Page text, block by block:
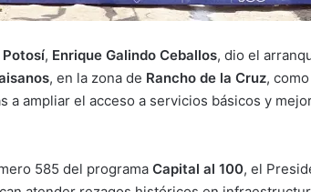
Potosí, Enrique Galindo Ceballos, dio el
, en la zona de Rancho de la Cruz,
a ampliar el acceso a servicios básicos y
585 del programa Capital al 100, el